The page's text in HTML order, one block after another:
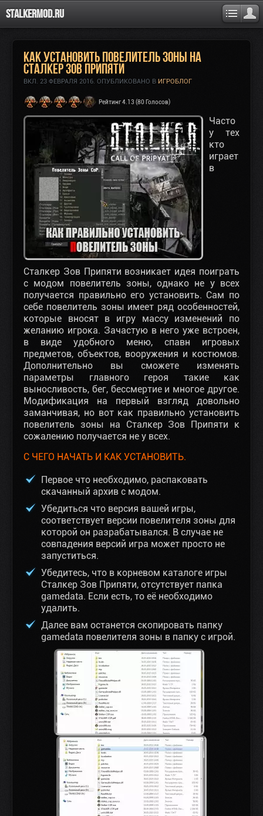
Stalkermod.ru
Как установить повелитель зоны на
Сталкер Зов Припяти
ВКЛ. 23 ФЕВРАЛЯ 2016. ОПУБЛИКОВАНО В ИГРОБЛОГ
Рейтинг 4.13 (80 Голосов)
Часто
у тех
кто
играет
в
Сталкер Зов Припяти возникает идея поиграть
с модом повелитель зоны, однако не у всех
получается правильно его установить. Сам по
себе повелитель зоны имеет ряд особенностей,
которые вносят в игру массу изменений по
желанию игрока. Зачастую в него уже встроен,
в виде удобного меню, спавн игровых
предметов, объектов, вооружения и костюмов.
Дополнительно вы сможете изменять
параметры главного героя такие как
выносливость, бег, бессмертие и многое другое.
Модификация на первый взгляд довольно
заманчивая, но вот как правильно установить
повелитель зоны на Сталкер Зов Припяти к
сожалению получается не у всех.
С ЧЕГО НАЧАТЬ И КАК УСТАНОВИТЬ.
Первое что необходимо, распаковать
скачанный архив с модом.
Убедиться что версия вашей игры,
соответствует версии повелителя зоны для
которой он разрабатывался. В случае не
совпадения версий игра может просто не
запуститься.
Убедитесь, что в корневом каталоге игры
Сталкер Зов Припяти, отсутствует папка
gamedata. Если есть, то её необходимо
удалить.
Далее вам останется скопировать папку
gamedata повелителя зоны в папку с игрой.